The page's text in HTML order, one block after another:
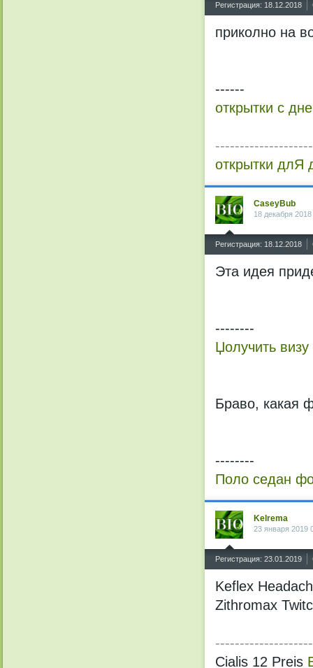
Регистрация: 18.12.2018
приколно на
------
открытки с
--------------------
открытки длЯ
CaseyBub
18 декабря 2018
Регистрация: 18.12.2018
Эта идея
--------
Џолучить
Браво, какая
--------
Поло седан
Kelrema
23 января 2019
Регистрация: 23.01.2019
Keflex
Zithromax
--------------------
Cialis 12 Preis